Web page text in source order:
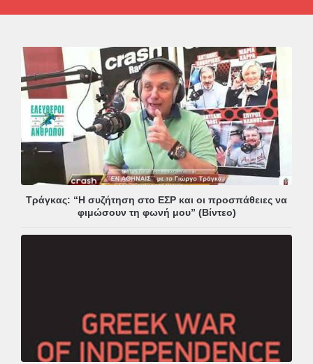
Τράγκας: “Η συζήτηση στο ΕΣΡ και οι προσπάθειες να
φιμώσουν τη φωνή μου” (Βίντεο)